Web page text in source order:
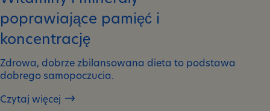
poprawiające pamięć i
koncentrację
Zdrowa, dobrze zbilansowana dieta to podstawa
dobrego samopoczucia.
Czytaj więcej
Witaminy